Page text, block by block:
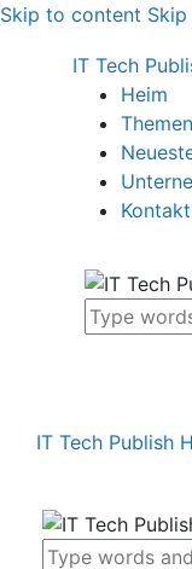
Skip to content
IT Tech
Heim
Themen
IT Tech Publish